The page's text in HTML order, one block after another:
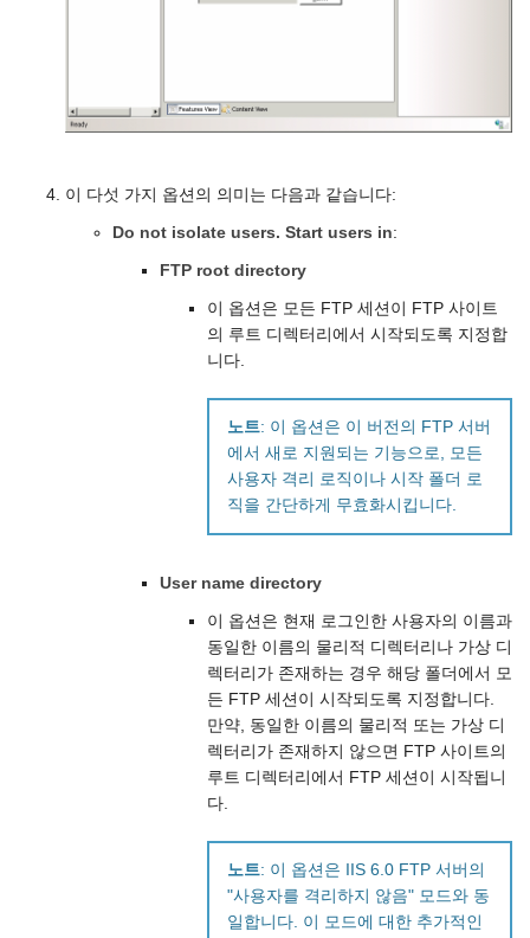
이 다섯 가지 옵션의 의미는 다음과 같습니다:
Do not isolate users. Start users in:
FTP root directory
이 옵션은 모든 FTP 세션이 FTP 사이트
의 루트 디렉터리에서 시작되도록 지정합
니다.
노트: 이 옵션은 이 버전의 FTP 서버
에서 새로 지원되는 기능으로, 모든
사용자 격리 로직이나 시작 폴더 로
직을 간단하게 무효화시킵니다.
User name directory
이 옵션은 현재 로그인한 사용자의 이름과
동일한 이름의 물리적 디렉터리나 가상 디
렉터리가 존재하는 경우 해당 폴더에서 모
든 FTP 세션이 시작되도록 지정합니다.
만약, 동일한 이름의 물리적 또는 가상 디
렉터리가 존재하지 않으면 FTP 사이트의
루트 디렉터리에서 FTP 세션이 시작됩니
다.
노트: 이 옵션은 IIS 6.0 FTP 서버의
"사용자를 격리하지 않음" 모드와 동
일합니다. 이 모드에 대한 추가적인